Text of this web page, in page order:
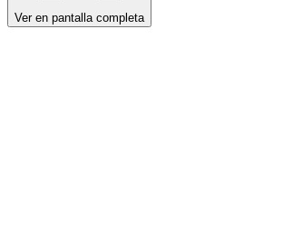
Ver en pantalla completa